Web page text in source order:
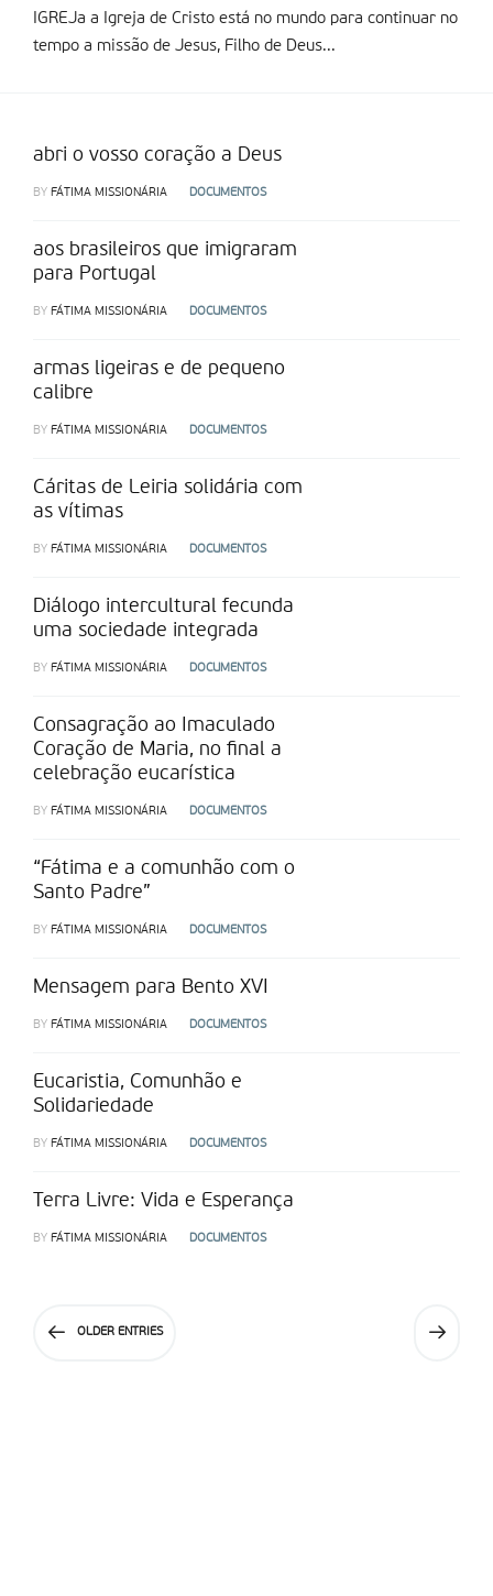
IGREJa a Igreja de Cristo está no mundo para continuar no
tempo a missão de Jesus, Filho de Deus...
abri o vosso coração a Deus
BY FÁTIMA MISSIONÁRIA DOCUMENTOS
aos brasileiros que imigraram
para Portugal
BY FÁTIMA MISSIONÁRIA DOCUMENTOS
armas ligeiras e de pequeno
calibre
BY FÁTIMA MISSIONÁRIA DOCUMENTOS
Cáritas de Leiria solidária com
as vítimas
BY FÁTIMA MISSIONÁRIA DOCUMENTOS
Diálogo intercultural fecunda
uma sociedade integrada
BY FÁTIMA MISSIONÁRIA DOCUMENTOS
Consagração ao Imaculado
Coração de Maria, no final a
celebração eucarística
BY FÁTIMA MISSIONÁRIA DOCUMENTOS
“Fátima e a comunhão com o
Santo Padre”
BY FÁTIMA MISSIONÁRIA DOCUMENTOS
Mensagem para Bento XVI
BY FÁTIMA MISSIONÁRIA DOCUMENTOS
Eucaristia, Comunhão e
Solidariedade
BY FÁTIMA MISSIONÁRIA DOCUMENTOS
Terra Livre: Vida e Esperança
BY FÁTIMA MISSIONÁRIA DOCUMENTOS
OLDER ENTRIES